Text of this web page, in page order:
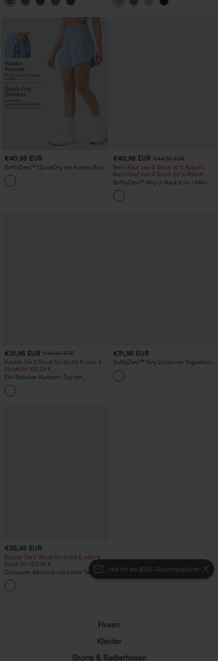
Hol dir ein $100-Gutscheinpaket
€40,95 EUR
SoftlyZero™ QuickDry mit hohem Bund
und Bauchkontrolle, reflektierenden
Punkten und überkreuztem Saum — 2-
in-1 Laufshorts 5'' mit Taschen
€40,95 EUR €44,95 EUR
Beim Kauf von 2 Stück 10 % Rabatt |
Beim Kauf von 3 Stück 20 % Rabatt
SoftlyZero™ Airy U-Neck 2-in-1 Mini-
Kleid mit Tasche, InstantCool Tanz-
Sportkleid - kinderleicht
€31,95 EUR €40,95 EUR
Kaufen Sie 2 Stück für 52,62 € oder 4
Stück für 105,24 €.
Ein-Schulter-Kurzarm-Top mit
abgerundetem High-Low-Saum,
integriertem BH, gepunktet, lässig
€31,95 EUR
SoftlyZero™ Airy Crossover Yogashorts
mit hohem Bund, 2-in-1 InstantCool, 3''
mit Taschen
€35,95 EUR
Kaufen Sie 2 Stück für 61,54 € oder 4
Stück für 123,08 €.
Crossover-Minirock mit hoher Taille, 2-
in-1, Fransen-Saum und figurbetontem
Schnitt in Wildlederoptik für Partys
Hosen
Kleider
Shorts & Radlerhosen